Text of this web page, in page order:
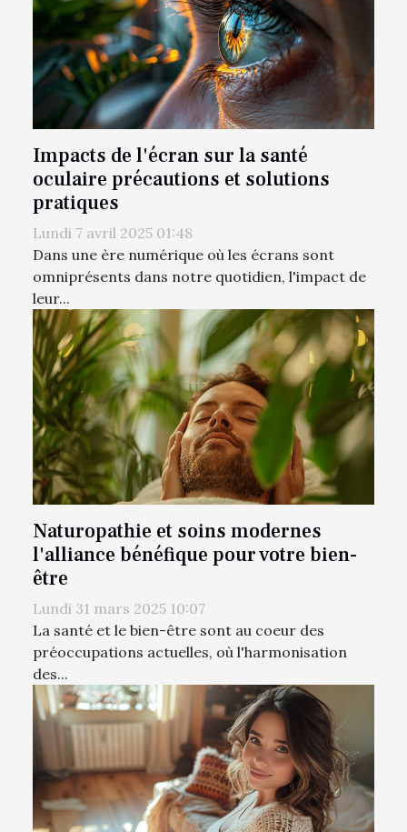
Impacts de l'écran sur la santé
oculaire précautions et solutions
pratiques
Lundi 7 avril 2025 01:48
Dans une ère numérique où les écrans sont
omniprésents dans notre quotidien, l'impact de
leur...
Naturopathie et soins modernes
l'alliance bénéfique pour votre bien-
être
Lundi 31 mars 2025 10:07
La santé et le bien-être sont au coeur des
préoccupations actuelles, où l'harmonisation
des...